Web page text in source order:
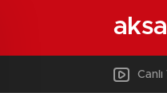
Canlı